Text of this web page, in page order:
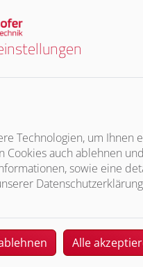
Technologien, um Ihnen
Cookies auch ablehnen
sowie eine
Alle